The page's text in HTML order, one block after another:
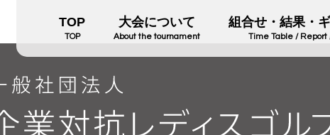
TOP
TOP
大会について
About the tournament
組合せ・結果・
Time Table / Report